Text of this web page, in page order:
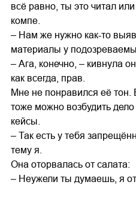
всё равно, ты это читал
компе.
– Нам же нужно как-то
материалы у
– Ага, конечно, – кивнула
как всегда, прав.
Мне не понравился её тон.
тоже можно возбудить
кейсы.
– Так есть у тебя
тему я.
Она оторвалась от салата:
– Неужели ты думаешь, я